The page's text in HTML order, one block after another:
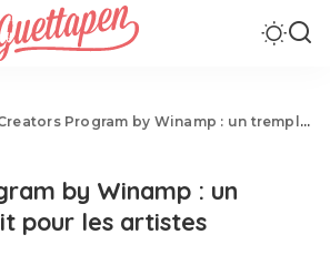
Program by Winamp : un tremplin inédit pour les artistes
by Winamp : un
pour les artistes